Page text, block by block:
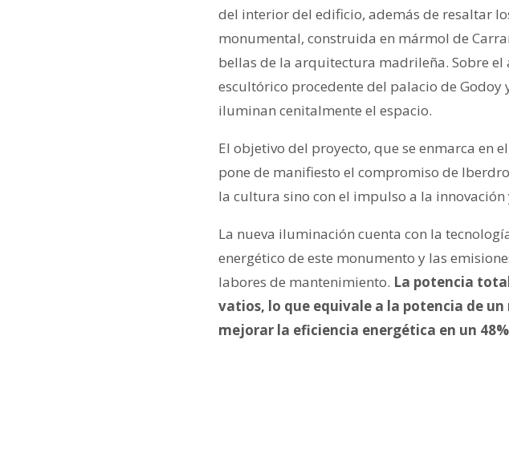
del interior del edificio, además de resaltar
monumental, construida en mármol de
bellas de la arquitectura madrileña. Sobre
escultórico procedente del palacio de
iluminan cenitalmente el espacio.
El objetivo del proyecto, que se enmarca en
pone de manifiesto el compromiso de
la cultura sino con el impulso a la
La nueva iluminación cuenta con la
energético de este monumento y las
labores de mantenimiento. La potencia
vatios, lo que equivale a la potencia de
mejorar la eficiencia energética en un